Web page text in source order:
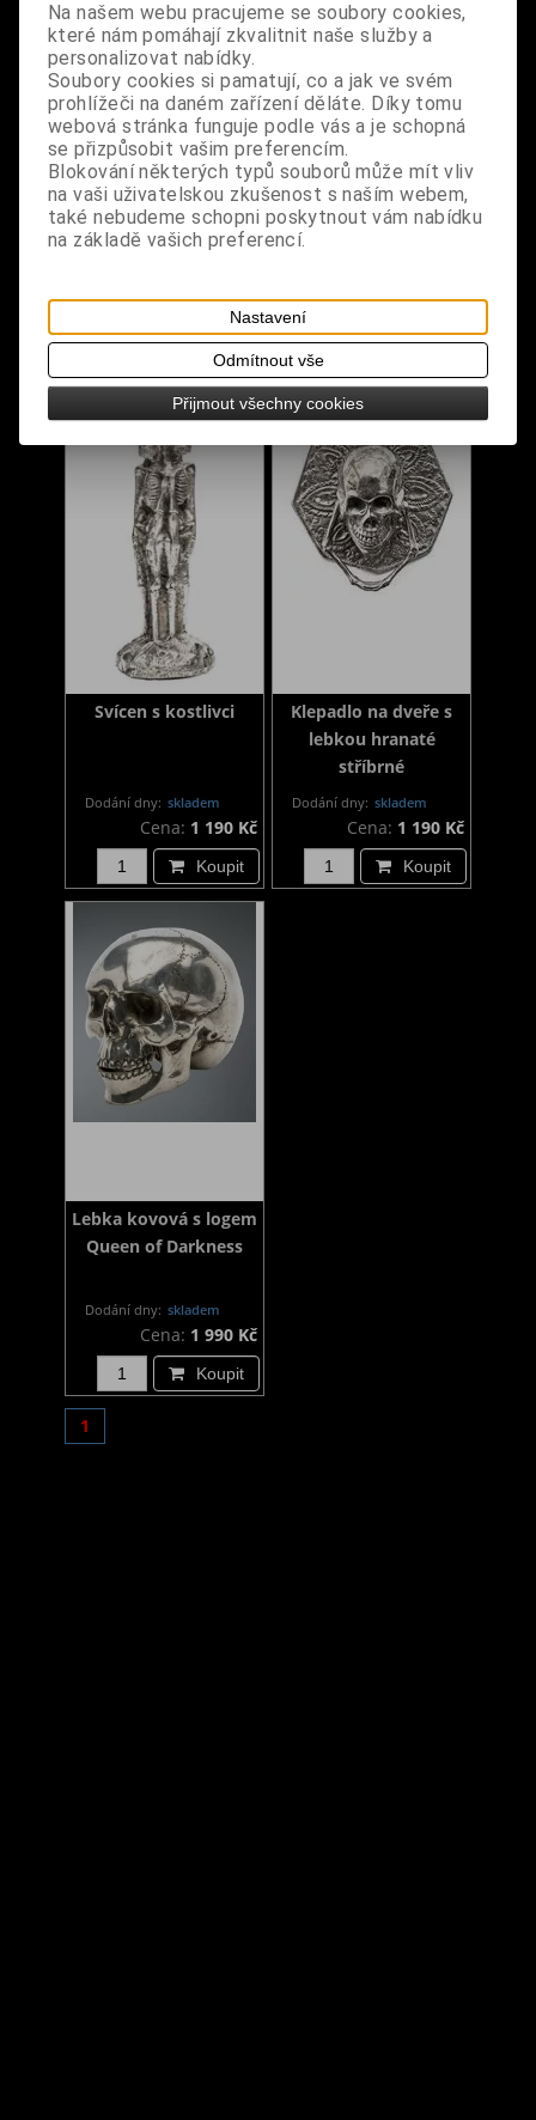
Klepadlo na dveře s
lebkou kulaté zlaté
Dodání dny:skladem
790 Kč
Koupit
Svícen s lebkou
Dodání dny:skladem
Svícen s kostlivci
Dodání dny: skladem
Cena: 1 190 Kč
Koupit
Klepadlo na dveře s
lebkou hranaté
stříbrné
Dodání dny: skladem
Cena: 1 190 Kč
Koupit
Lebka kovová s logem
Queen of Darkness
Dodání dny: skladem
Cena: 1 990 Kč
Koupit
1
Na našem webu pracujeme se soubory cookies,
které nám pomáhají zkvalitnit naše služby a
personalizovat nabídky.
Soubory cookies si pamatují, co a jak ve svém
prohlížeči na daném zařízení děláte. Díky tomu
webová stránka funguje podle vás a je schopná
se přizpůsobit vašim preferencím.
Blokování některých typů souborů může mít vliv
na vaši uživatelskou zkušenost s naším webem,
také nebudeme schopni poskytnout vám nabídku
na základě vašich preferencí.
Nastavení
Odmítnout vše
Přijmout všechny cookies